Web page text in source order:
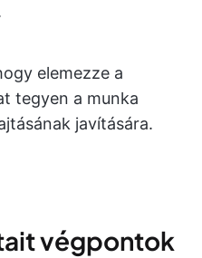
elemezze a
tegyen a munka
javítására.
végpontok